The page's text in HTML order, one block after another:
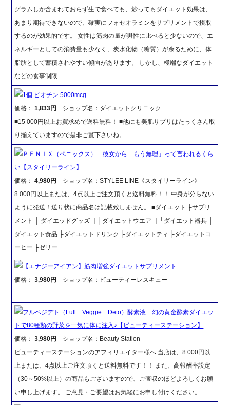
グラムしか含まれておらず生で食べても、炒ってもダイエット効果は、
あまり期待できないので、確実にフォセオラミンをサプリメントで摂取
するのが効果的です。 女性は筋肉の量が男性に比べると少ないので、エ
ネルギーとしての消費量も少なく、炭水化物（糖質）が余るために、体
脂肪として蓄積されやすい傾向があります。 しかし、極端なダイエット
などの食事制限
1個 ビオチン 5000mcg
価格：1,833円
ショップ名：ダイエットクリニック
■15 000円以上お買求めで送料無料！ ■他にも美肌サプリはたっくさん取
り揃えていますので是非ご覧下さいね。
ＰＥＮＩＸ（ペニックス） 彼女から「もう無理」って言われるくら
い【スタイリーライン】
価格：4,980円
ショップ名：STYLEE LINE《スタイリーライン》
8 000円以上または、4点以上ご注文頂くと送料無料！！ 中身が分らない
ように発送！送り状に商品名は記載致しません。 ■ダイエット ├サプリ
メント ├ ダイエッドグッズ ｜├ダイエットウエア ｜└ダイエット器具 ├
ダイエット食品 ├ダイエットドリンク ├ダイエットティ ├ダイエットコ
ーヒー ├ゼリー
【エナジーアイアン】筋肉増強ダイエットサプリメント
価格：3,980円 ショップ名：ビューティーレスキュー
フルベジデト（Full Veggie Deto）酵素液 幻の黄金酵素ダイエッ
トで80種類の野菜を一気に体に注入♪【ビューティーステーション】
価格：3,980円
ショップ名：Beauty Station
ビューティーステーションのアフィリエイター様へ 当店は、8 000円以
上または、4点以上ご注文頂くと送料無料です！！ また、高報酬率設定
（30～50%以上）の商品もございますので、ご査収のほどよろしくお願
い申し上げます。 ご意見・ご要望はお気軽にお申し付けください。